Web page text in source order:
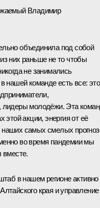
Владимир
объединила под собой
них раньше не то чтобы
не занимались
нашей команде есть все: это
лидеры молодёжи. Эта
этой акции, энергия от её
самых смелых
во время пандемии мы
вместе.
в нашем регионе активно
края и управление